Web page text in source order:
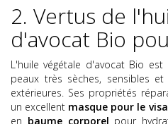
2. Vertus de
d'avocat Bio
L'huile végétale d'avocat Bio
peaux très sèches, sensibles
extérieures. Ses propriétés
un excellent masque pour le
en baume corporel pour